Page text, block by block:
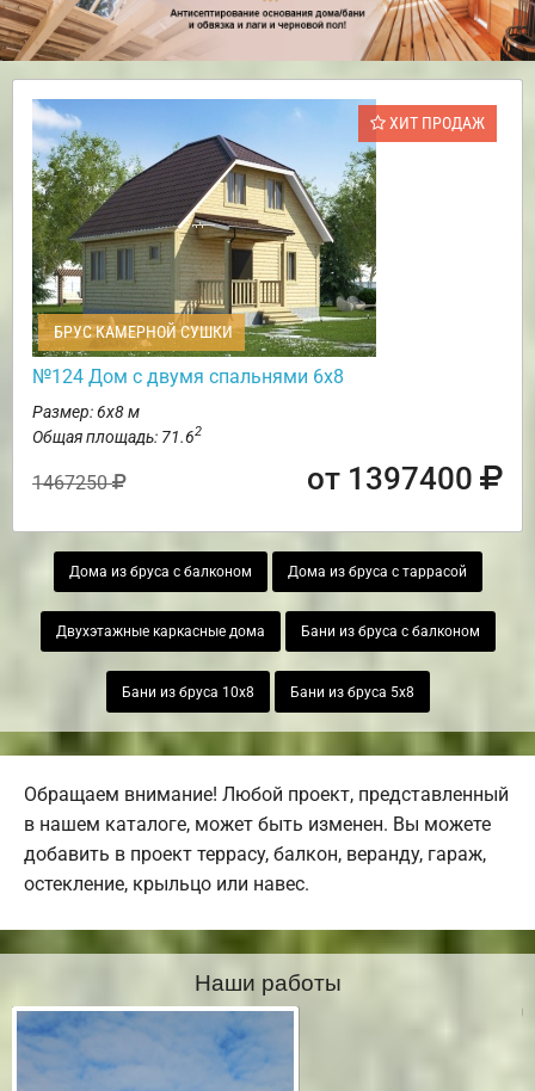
ХИТ ПРОДАЖ
БРУС КАМЕРНОЙ СУШКИ
№124 Дом с двумя спальнями 6х8
Размер: 6х8 м
Общая площадь: 71.62
1467250 от 1397400
Дома из бруса с балконом Дома из бруса с таррасой
Двухэтажные каркасные дома Бани из бруса с балконом
Бани из бруса 10х8 Бани из бруса 5х8
Обращаем внимание! Любой проект, представленный
в нашем каталоге, может быть изменен. Вы можете
добавить в проект террасу, балкон, веранду, гараж,
остекление, крыльцо или навес.
Наши работы